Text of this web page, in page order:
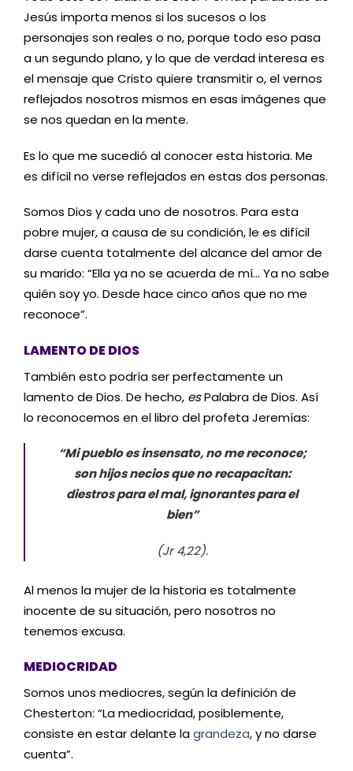
Jesús importa menos si los sucesos o los
personajes son reales o no, porque todo eso pasa
a un segundo plano, y lo que de verdad interesa es
el mensaje que Cristo quiere transmitir o, el vernos
reflejados nosotros mismos en esas imágenes que
se nos quedan en la mente.
Es lo que me sucedió al conocer esta historia. Me
es difícil no verse reflejados en estas dos personas.
Somos Dios y cada uno de nosotros. Para esta
pobre mujer, a causa de su condición, le es difícil
darse cuenta totalmente del alcance del amor de
su marido: “Ella ya no se acuerda de mí… Ya no sabe
quién soy yo. Desde hace cinco años que no me
reconoce”.
LAMENTO DE DIOS
También esto podría ser perfectamente un
lamento de Dios. De hecho, esPalabra de Dios. Así
lo reconocemos en el libro del profeta Jeremías:
“Mi pueblo es insensato, no me reconoce;
son hijos necios que no recapacitan:
diestros para el mal, ignorantes para el
bien”
(Jr 4,22).
Al menos la mujer de la historia es totalmente
inocente de su situación, pero nosotros no
tenemos excusa.
MEDIOCRIDAD
Somos unos mediocres, según la definición de
Chesterton: “La mediocridad, posiblemente,
consiste en estar delante lagrandeza, y no darse
cuenta”.